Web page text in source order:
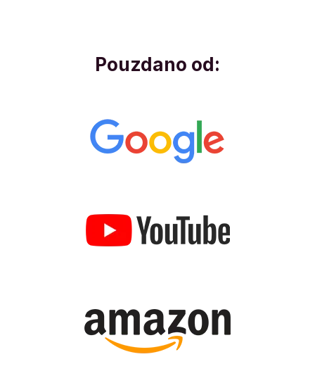
Pouzdano od: